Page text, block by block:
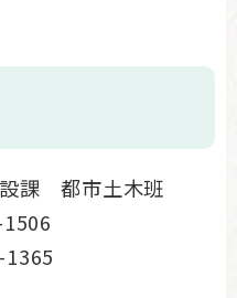
課 都市土木班